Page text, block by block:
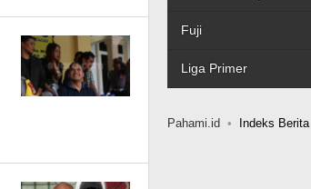
Fuji
Liga Primer
Pahami.id Indeks Berita